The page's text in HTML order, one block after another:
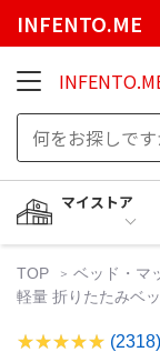
INFENTO.ME
マイストア
TOP ベッド・マ
軽量 折りたたみベ
(2318)